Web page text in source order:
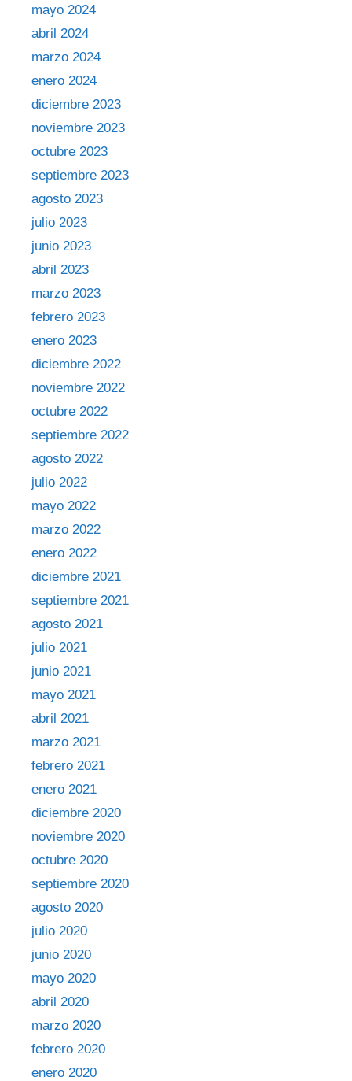
mayo 2024
abril 2024
marzo 2024
enero 2024
diciembre 2023
noviembre 2023
octubre 2023
septiembre 2023
agosto 2023
julio 2023
junio 2023
abril 2023
marzo 2023
febrero 2023
enero 2023
diciembre 2022
noviembre 2022
octubre 2022
septiembre 2022
agosto 2022
julio 2022
mayo 2022
marzo 2022
enero 2022
diciembre 2021
septiembre 2021
agosto 2021
julio 2021
junio 2021
mayo 2021
abril 2021
marzo 2021
febrero 2021
enero 2021
diciembre 2020
noviembre 2020
octubre 2020
septiembre 2020
agosto 2020
julio 2020
junio 2020
mayo 2020
abril 2020
marzo 2020
febrero 2020
enero 2020